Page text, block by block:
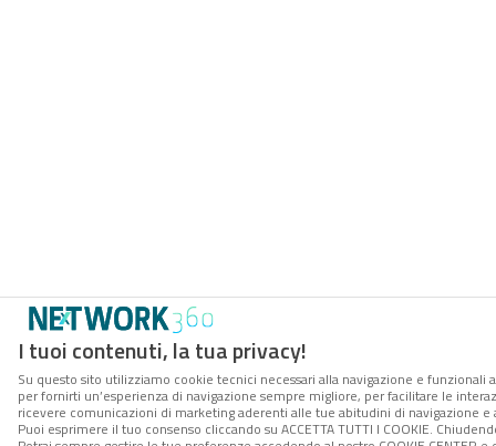
I tuoi contenuti, la tua privacy!
Su questo sito utilizziamo cookie tecnici necessari alla navigazione e funzionali
per fornirti un’esperienza di navigazione sempre migliore, per facilitare le
ricevere comunicazioni di marketing aderenti alle tue abitudini di navigazione e
Puoi esprimere il tuo consenso cliccando su ACCETTA TUTTI I COOKIE.